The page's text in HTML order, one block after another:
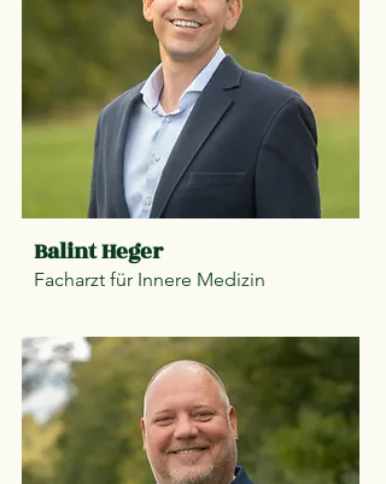
Balint Heger
Facharzt für Innere Medizin